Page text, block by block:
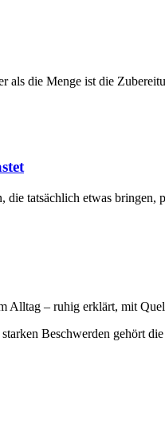
als die Menge ist die
tatsächlich etwas bringen,
Alltag – ruhig erklärt, mit
Beschwerden gehört